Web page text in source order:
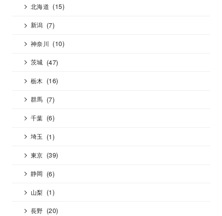
北海道 (15)
新潟 (7)
神奈川 (10)
茨城 (47)
栃木 (16)
群馬 (7)
千葉 (6)
埼玉 (1)
東京 (39)
静岡 (6)
山梨 (1)
長野 (20)